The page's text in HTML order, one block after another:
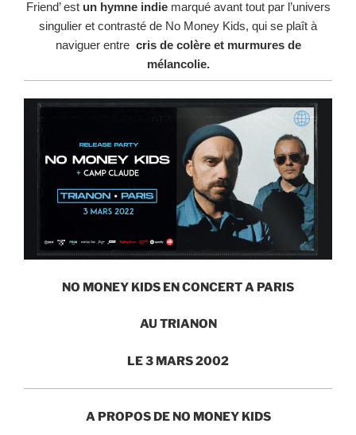
Friend’ est un hymne indiemarqué avant tout par l’univers
singulier et contrasté de No Money Kids, qui se plaît à
naviguer entre cris de colère et murmures de
mélancolie.
NO MONEY KIDS EN CONCERT A PARIS
AU TRIANON
LE 3 MARS 2002
A PROPOS DE NO MONEY KIDS